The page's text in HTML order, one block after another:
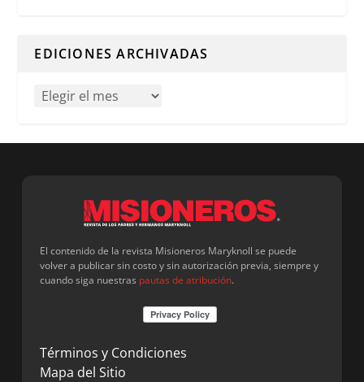
EDICIONES ARCHIVADAS
El contenido de la revista Misioneros Maryknoll se puede
volver a publicar sin costo y sin autorización previa, siempre y
cuando siga nuestras pautas de atribución.
Términos y Condiciones
Mapa del Sitio